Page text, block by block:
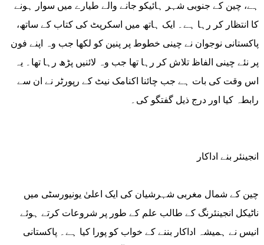
ہے، چین کے جنوبی شہر ہائیکو جانے والے طیارے میں سوار ہونے
کا انتظار کر رہا ہے۔ ایک ہاتھ میں اسکرپٹ کی کتاب کے ساتھ،
پاکستانی نوجوان نے چینی خطوط پر پنین کو لکھا جب وہ اپنے فون
پر نئے چینی الفاظ تلاش کر رہا تھا جب وہ لائنیں پڑھ رہا تھا۔ یہ
اس وقت کی بات ہے جب چائنا اکنامک نیٹ کے رپورٹر نے ان سے
رابطہ کیا اور درج ذیل گفتگو کی۔
انجینئر بنے اداکار
چین کے شمال مغربی شہرشیان کی ایک اعلیٰ یونیورسٹی میں
ناٹیکل انجینئرنگ کے طالب علم کے طور پر شروعات کرتے ہوئے
انیس نے ہمیشہ اداکار بننے کے خواب کو پورا کیا ہے۔ پاکستانی